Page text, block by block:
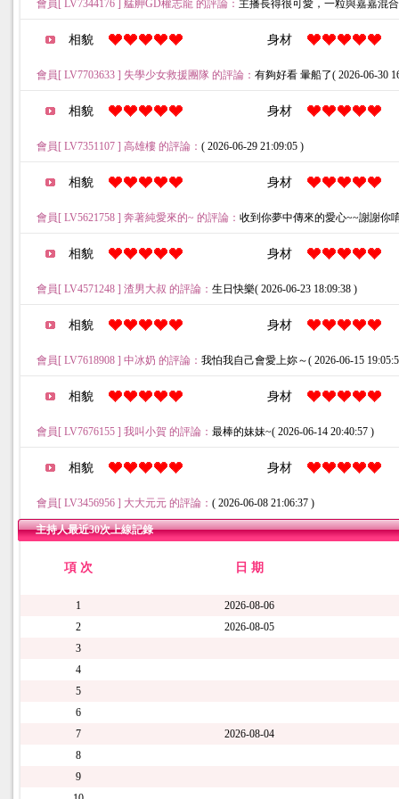
會員[ LV7344176 ] 艋舺GD權志龍 的評論： 主播長得很可愛，一粒與嘉嘉混合
相貌 身材
會員[ LV7703633 ] 失學少女救援團隊 的評論： 有夠好看 暈船了( 2026-06-30
相貌 身材
會員[ LV7351107 ] 高雄樓 的評論： ( 2026-06-29 21:09:05 )
相貌 身材
會員[ LV5621758 ] 奔著純愛來的~ 的評論： 收到你夢中傳來的愛心~~謝謝你
相貌 身材
會員[ LV4571248 ] 渣男大叔 的評論： 生日快樂( 2026-06-23 18:09:38 )
相貌 身材
會員[ LV7618908 ] 中冰奶 的評論： 我怕我自己會愛上妳～( 2026-06-15
相貌 身材
會員[ LV7676155 ] 我叫小賀 的評論： 最棒的妹妹~( 2026-06-14 20:40:57 )
相貌 身材
會員[ LV3456956 ] 大大元元 的評論： ( 2026-06-08 21:06:37 )
主持人最近30次上線記錄
項 次 日 期
1
2026-08-06
2
2026-08-05
3
4
5
6
7
2026-08-04
8
9